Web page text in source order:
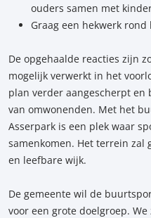
ouders samen met
Graag een hekwerk
De opgehaalde reacties zijn
mogelijk verwerkt in het
plan verder aangescherpt en
van omwonenden. Met het
Asserpark is een plek waar
samenkomen. Het terrein zal
en leefbare wijk.
De gemeente wil de
voor een grote doelgroep.